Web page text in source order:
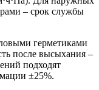
– срок службы
герметиками
после высыхания –
подходят
±25%.